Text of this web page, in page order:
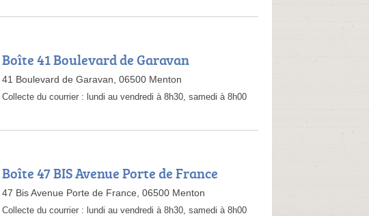
Boîte 41 Boulevard de Garavan
41 Boulevard de Garavan, 06500 Menton
Collecte du courrier : lundi au vendredi à 8h30, samedi à 8h00
Boîte 47 BIS Avenue Porte de France
47 Bis Avenue Porte de France, 06500 Menton
Collecte du courrier : lundi au vendredi à 8h30, samedi à 8h00